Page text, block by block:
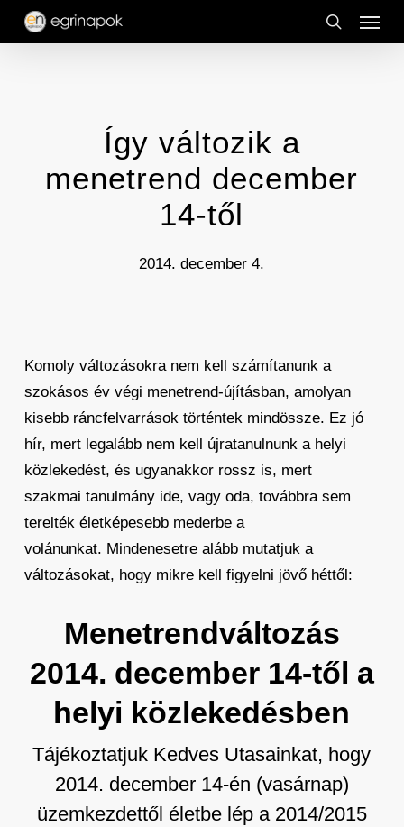
Skip
search
Menu
Így változik a
menetrend december
14-től
2014. december 4.
Komoly változásokra nem kell számítanunk a
szokásos év végi menetrend-újításban, amolyan
kisebb ráncfelvarrások történtek mindössze. Ez jó
hír, mert legalább nem kell újratanulnunk a helyi
közlekedést, és ugyanakkor rossz is, mert
szakmai tanulmány ide, vagy oda, továbbra sem
terelték életképesebb mederbe a
volánunkat. Mindenesetre alább mutatjuk a
változásokat, hogy mikre kell figyelni jövő héttől:
Menetrendváltozás
2014. december 14-től a
helyi közlekedésben
Tájékoztatjuk Kedves Utasainkat, hogy
2014. december 14-én (vasárnap)
üzemkezdettől életbe lép a 2014/2015